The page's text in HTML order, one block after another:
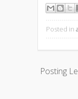
Posted in
Posting